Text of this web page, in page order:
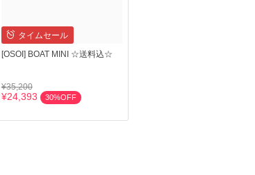
タイムセール
[OSOI] BOAT MINI ☆送料込☆
¥35,200
¥24,393 30%OFF